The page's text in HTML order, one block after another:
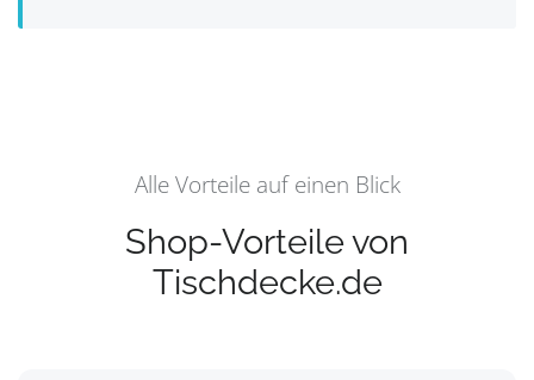
Alle Vorteile auf einen Blick
Shop-Vorteile von
Tischdecke.de